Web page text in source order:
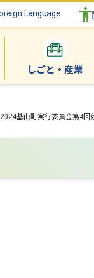
Language
しごと・産業
基山町実行委員会第4回